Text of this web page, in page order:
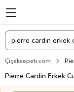
Çiçeksepeti.com
Pierre Cardin Erkek